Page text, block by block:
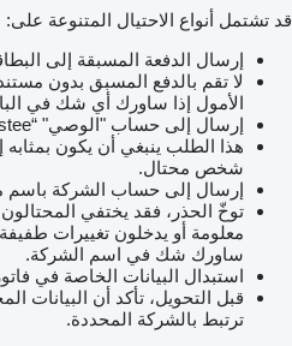
قد تشتمل أنواع الاحتيال المتنوعة على:
إرسال الدفعة المسبقة إلى
لا تقم بالدفع المسبق بدون
الأمول إذا ساورك أي شك في
إرسال إلى حساب "الوصي" “Trustee”
هذا الطلب ينبغي أن يكون
شخص محتال.
إرسال إلى حساب الشركة باسم
توخّ الحذر، فقد يختفي
معلومة أو يدخلون تغييرات
ساورك شك في اسم الشركة.
استبدال البيانات الخاصة في
قبل التحويل، تأكد أن البيانات
ترتبط بالشركة المحددة.